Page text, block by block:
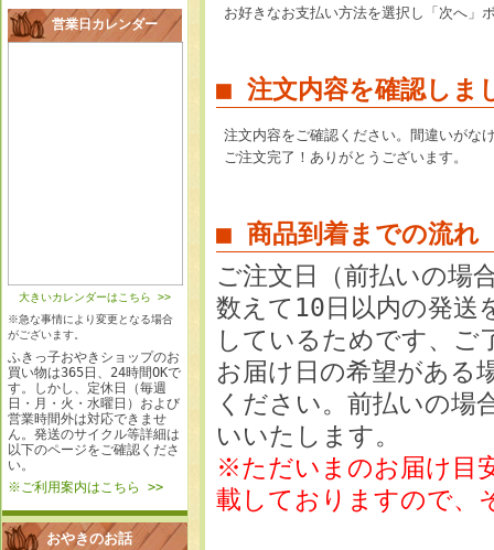
営業日カレンダー
大きいカレンダーはこちら >>
※急な事情により変更となる場合
がございます。
ふきっ子おやきショップのお
買い物は365日、24時間OKで
す。しかし、定休日（毎週
日・月・火・水曜日）および
営業時間外は対応できませ
ん。発送のサイクル等詳細は
以下のページをご確認くださ
い。
※ご利用案内はこちら >>
おやきのお話
お好きなお支払い方法を選択し「次へ」
■ 注文内容を確認しま
注文内容をご確認ください。間違いがな
ご注文完了！ありがとうございます。
■ 商品到着までの流れ
ご注文日（前払いの場
数えて10日以内の発送
しているためです、ご
お届け日の希望がある
ください。前払いの場
いいたします。
※ただいまのお届け目
載しておりますので、